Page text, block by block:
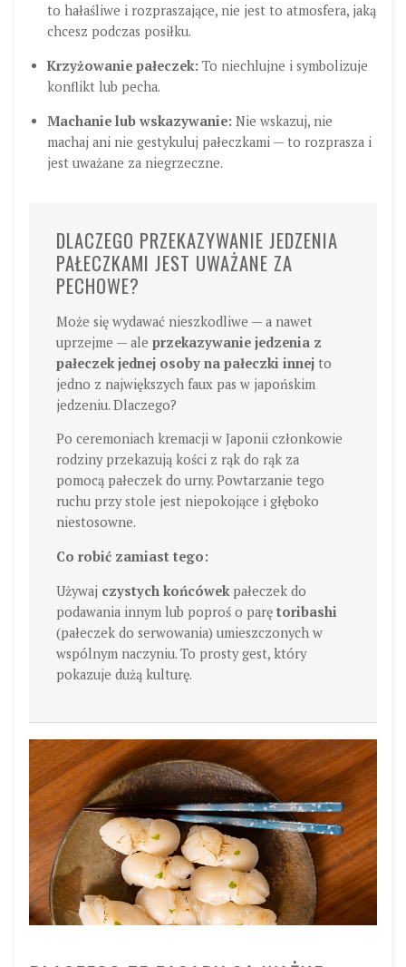
to hałaśliwe i rozpraszające, nie jest to atmosfera, jaką
chcesz podczas posiłku.
Krzyżowanie pałeczek: To niechlujne i symbolizuje
konflikt lub pecha.
Machanie lub wskazywanie: Nie wskazuj, nie
machaj ani nie gestykuluj pałeczkami — to rozprasza i
jest uważane za niegrzeczne.
DLACZEGO PRZEKAZYWANIE JEDZENIA
PAŁECZKAMI JEST UWAŻANE ZA
PECHOWE?
Może się wydawać nieszkodliwe — a nawet
uprzejme — ale przekazywanie jedzenia z
pałeczek jednej osoby na pałeczki innej to
jedno z największych faux pas w japońskim
jedzeniu. Dlaczego?
Po ceremoniach kremacji w Japonii członkowie
rodziny przekazują kości z rąk do rąk za
pomocą pałeczek do urny. Powtarzanie tego
ruchu przy stole jest niepokojące i głęboko
niestosowne.
Co robić zamiast tego:
Używaj czystych końcówekpałeczek do
podawania innym lub poproś o parę toribashi
(pałeczek do serwowania) umieszczonych w
wspólnym naczyniu. To prosty gest, który
pokazuje dużą kulturę.